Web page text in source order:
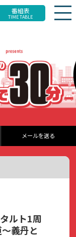
番組表
TIME TABLE
メールを送る
ルト1周
義丹と